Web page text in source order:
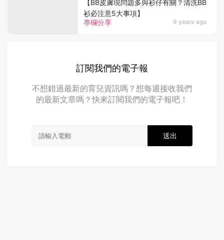
專欄分享 9 years ago
【BB皮膚現問題多與衫仔有關？清洗BB
衫必注意5大事項】
訂閱我們的電子報
不想錯過最新的育兒資訊嗎？想每週接收我們
的最新文章嗎？快來訂閱我們的電子報吧！
送出